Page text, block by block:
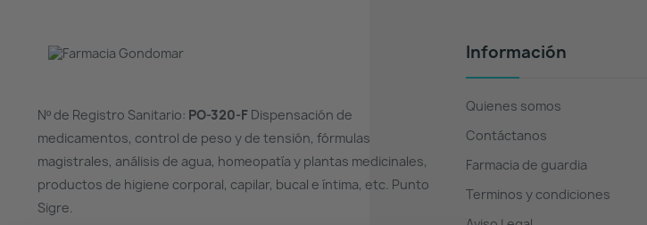
Nº de Registro Sanitario: PO-320-FDispensación de
medicamentos, control de peso y de tensión, fórmulas
magistrales, análisis de agua, homeopatía y plantas medicinales,
productos de higiene corporal, capilar, bucal e íntima, etc. Punto
Sigre.
Información
Quienes somos
Contáctanos
Farmacia de guardia
Terminos y condiciones